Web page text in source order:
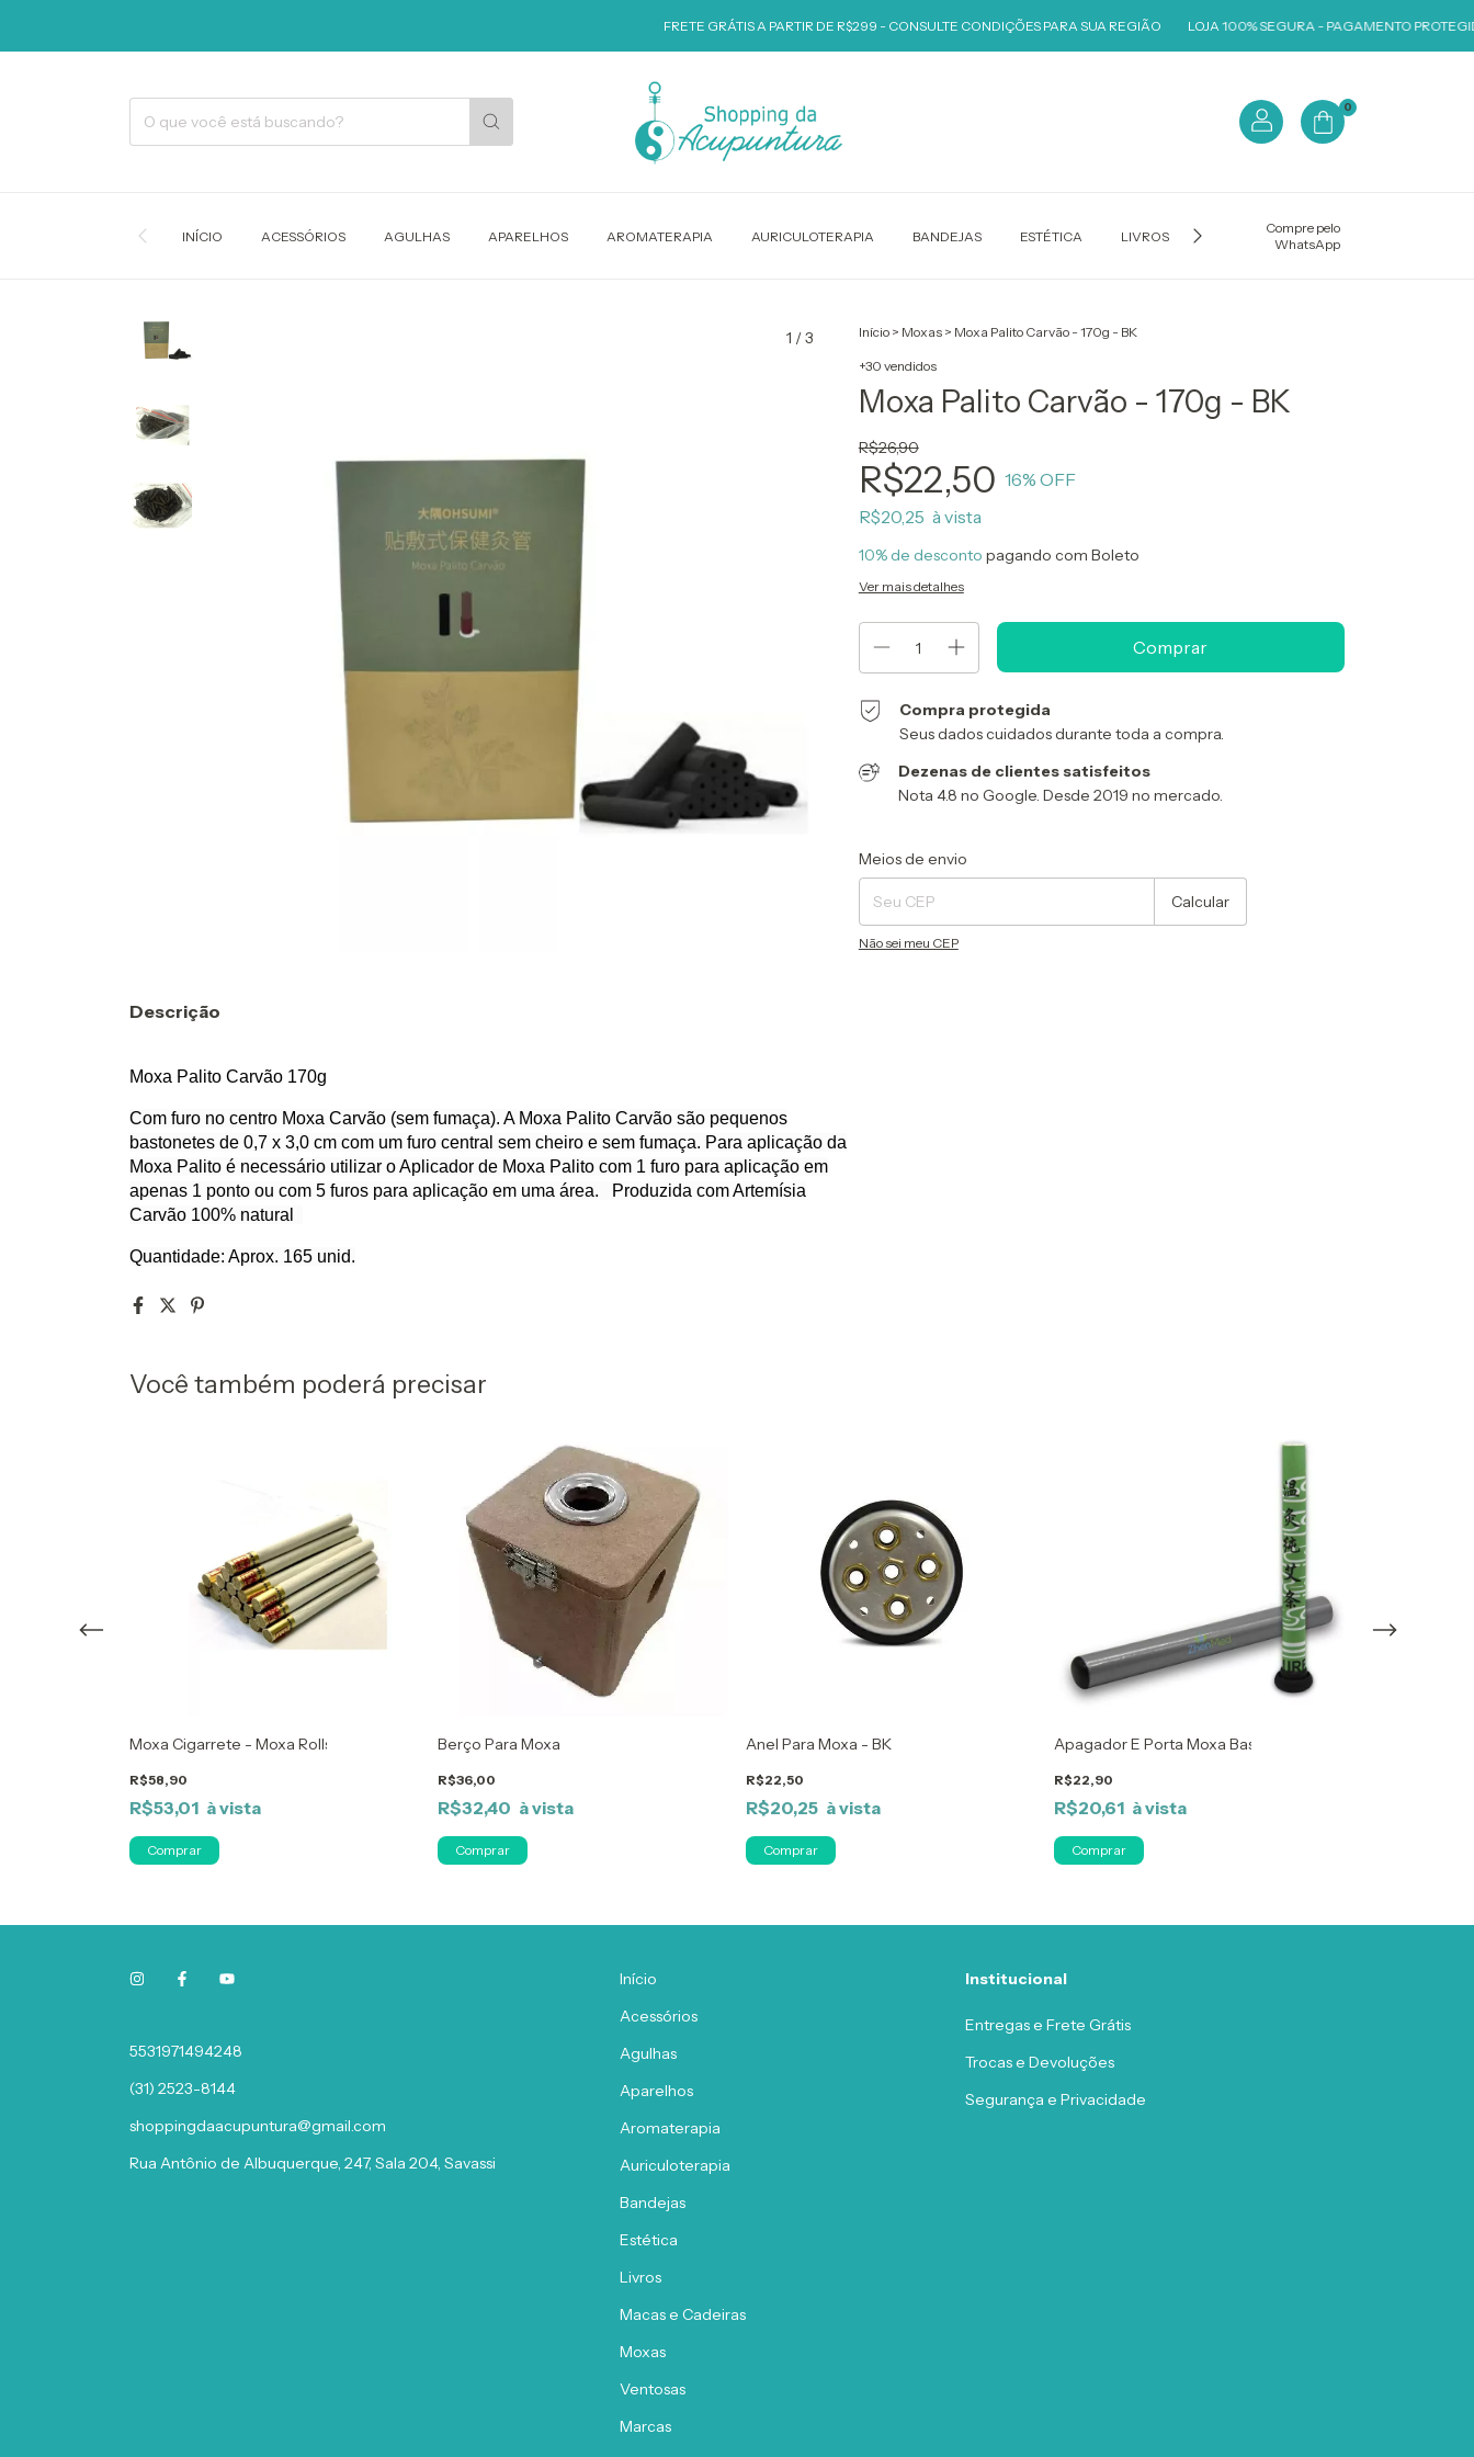
FRETE GRÁTIS A PARTIR DE R$299 - CONSULTE CONDIÇÕES PARA SUA REGIÃO LOJA 100% SEGURA - PAGAMENTO PROTEGIDO
0
INÍCIO ACESSÓRIOS AGULHAS APARELHOS AROMATERAPIA AURICULOTERAPIA BANDEJAS ESTÉTICA LIVROS MACAS E CADEIRAS
Compre pelo
WhatsApp
1 /3 Início > Moxas > Moxa Palito Carvão - 170g - BK
+30 vendidos
Moxa Palito Carvão - 170g - BK
R$26,90
R$22,50 16% OFF
R$20,25
10% de desconto pagando com Boleto
Ver mais detalhes
Compra protegida
Seus dados cuidados durante toda a compra.
Dezenas de clientes satisfeitos
Nota 4.8 no Google. Desde 2019 no mercado.
Entregas para o CEP:
Meios de envio
Calcular
Não sei meu CEP
Descrição
Moxa Palito Carvão 170g
Com furo no centro Moxa Carvão (sem fumaça). A Moxa Palito Carvão são pequenos
bastonetes de 0,7 x 3,0 cm com um furo central sem cheiro e sem fumaça. Para aplicação da
Moxa Palito é necessário utilizar o Aplicador de Moxa Palito com 1 furo para aplicação em
apenas 1 ponto ou com 5 furos para aplicação em uma área. Produzida com Artemísia
Carvão 100% natural
Quantidade: Aprox. 165 unid.
Você também poderá precisar
Moxa Cigarrete - Moxa Rolls Dong Yang
R$58,90
R$53,01
Comprar
Berço Para Moxa
R$36,00
R$32,40
Comprar
Anel Para Moxa - BK
R$22,50
R$20,25
Comprar
Apagador E Porta Moxa Bastão - Artemísia Ou Carvão -
R$22,90
R$20,61
5531971494248
(31) 2523-8144
shoppingdaacupuntura@gmail.com
Rua Antônio de Albuquerque, 247, Sala 204, Savassi
Início
Acessórios
Agulhas
Aparelhos
Aromaterapia
Auriculoterapia
Bandejas
Estética
Livros
Macas e Cadeiras
Moxas
Ventosas
Marcas
Institucional
Entregas e Frete Grátis
Trocas e Devoluções
Segurança e Privacidade